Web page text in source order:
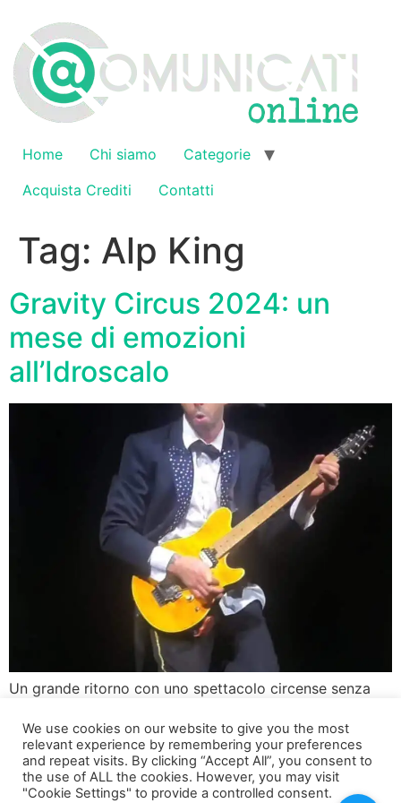
contenuto
Home Chi siamo
Categorie
Acquista Crediti
Contatti
Tag: Alp King
Gravity Circus 2024: un
mese di emozioni
all’Idroscalo
Un grande ritorno con uno spettacolo circense senza
con un evento imperdibile che promette di regalare
emozioni uniche e spettacolari. Dal 9 novembre all’8
dicembre 2024, il Gravity Circus farà emozionare il
pubblico milanese con il suo nuovo e audace spettacolo
We use cookies on our website to give you the most
relevant experience by remembering your preferences
and repeat visits. By clicking “Accept All”, you consent to
the use of ALL the cookies. However, you may visit
"Cookie Settings" to provide a controlled consent.